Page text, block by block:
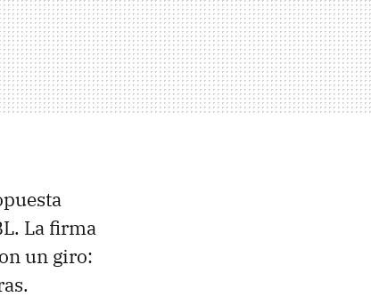
La firma
un giro: